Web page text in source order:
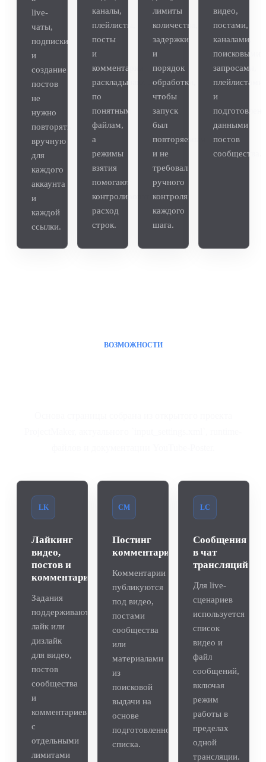
live-
чаты,
подписки
и
создание
постов
не
нужно
повторять
вручную
для
каждого
аккаунта
и
каждой
ссылки.
каналы,
плейлисты,
посты
и
комментарии
раскладываются
по
понятным
файлам,
а
режимы
взятия
помогают
контролировать
расход
строк.
лимиты
количества,
задержки
и
порядок
обработки,
чтобы
запуск
был
повторяемым
и не
требовал
ручного
контроля
каждого
шага.
видео,
постами,
каналами,
поисковыми
запросами,
плейлистами
и
данными
постов
сообщества.
ВОЗМОЖНОСТИ
LK
Лайкинг
видео,
постов и
комментариев
Задания
поддерживают
лайк или
дизлайк
для видео,
постов
сообщества
и
комментариев
с
отдельными
лимитами
CM
Постинг
комментариев
Комментарии
публикуются
под видео,
постами
сообщества
или
материалами
из
поисковой
выдачи на
основе
подготовленного
списка.
LC
Сообщения
в чат
трансляций
Для live-
сценариев
используется
список
видео и
файл
сообщений,
включая
режим
работы в
пределах
одной
трансляции.